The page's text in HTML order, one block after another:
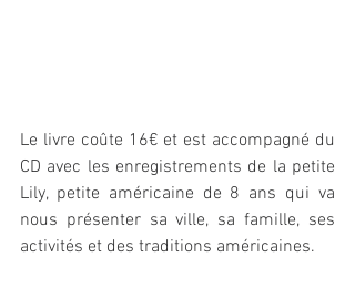
Le livre coûte 16€ et est accompagné du
CD avec les enregistrements de la petite
Lily, petite américaine de 8 ans qui va
nous présenter sa ville, sa famille, ses
activités et des traditions américaines.